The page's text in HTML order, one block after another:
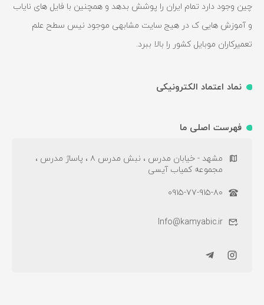
چین وجود دارد تمام ایران را پوشش بدهد و همچنین با فایل های نایاب
و آموزش هایی ک در هیج سایت مشابهی موجود نیس سطح علم
تعمیرکاران موبایل کشور را بالا ببرد.
نماد اعتماد الکترونیکی
فهرست اصلی ما
مشهد - خیابان مدرس ، نبش مدرس ۸ ، پاساژ مدرس ،
مجموعه کمیاب آیسی
۰۹۱۵-۷۷-۹۱۵-۸۰
Info@kamyabic.ir